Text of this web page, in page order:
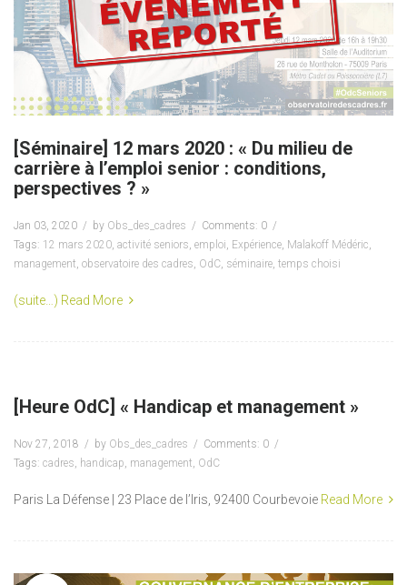
[Séminaire] 12 mars 2020 : « Du milieu de
carrière à l’emploi senior : conditions,
perspectives ? »
Jan 03, 2020 by Obs_des_cadres
Comments: 0
Tags: 12 mars 2020 activité seniors emploi Expérience Malakoff Médéric
management observatoire des cadres OdC séminaire temps choisi
(suite…) Read More
[Heure OdC] « Handicap et management »
Nov 27, 2018 by Obs_des_cadres
Comments: 0
Tags: cadres handicap management OdC
Paris La Défense | 23 Place de l’Iris, 92400 Courbevoie Read More